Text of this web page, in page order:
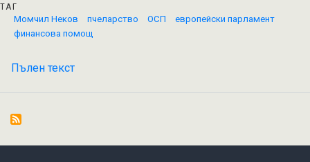
ТАГ
Момчил Неков
пчеларство ОСП
европейски парламент
финансова помощ
Пълен текст